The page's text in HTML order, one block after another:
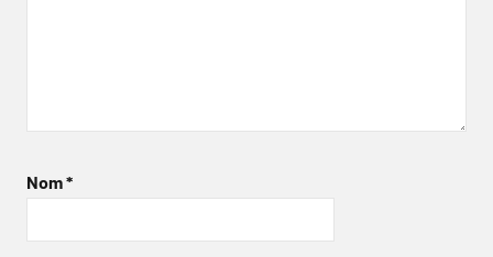
Nom*